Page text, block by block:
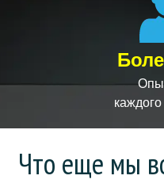
Что еще мы